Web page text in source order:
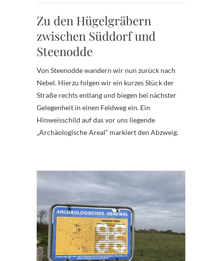
Zu den Hügelgräbern
zwischen Süddorf und
Steenodde
Von Steenodde wandern wir nun zurück nach
Nebel. Hierzu folgen wir ein kurzes Stück der
Straße rechts entlang und biegen bei nächster
Gelegenheit in einen Feldweg ein. Ein
Hinweisschild auf das vor uns liegende
„Archäologische Areal“ markiert den Abzweig.